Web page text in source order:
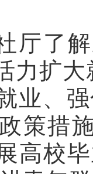
厅了
力扩
业、
策措
高校